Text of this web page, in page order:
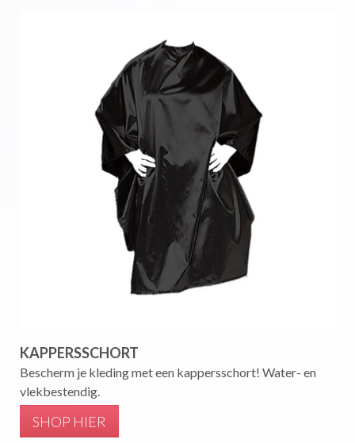
KAPPERSSCHORT
Bescherm je kleding met een kappersschort! Water- en
vlekbestendig.
SHOP HIER